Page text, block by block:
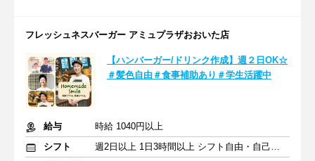
フレッシュネスバーガー アミュプラザおおいた店
【ハンバーガー/ドリンク作成】週２日OK☆
＃髪色自由＃食事補助あり＃学生活躍中
給与
時給 1040円以上
シフト
週2日以上 1日3時間以上 シフト自由・自己申告